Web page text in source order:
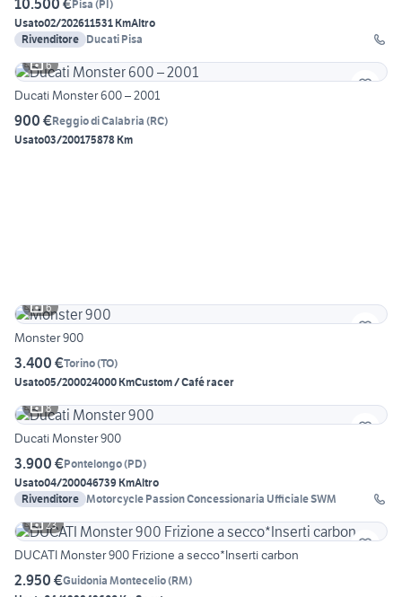
10.500 €Pisa (PI )
Usato02/202611531 KmAltro
Rivenditore Ducati Pisa
6
Ducati Monster 600 – 2001
900 €Reggio di Calabria (RC)
Usato03/200175878 Km
6
Monster 900
3.400 €Torino(TO)
Usato05/200024000 KmCustom / Café racer
8
Ducati Monster 900
3.900 €Pontelongo(PD)
Usato04/200046739 KmAltro
Rivenditore Motorcycle Passion Concessionaria Ufficiale SWM
23
DUCATI Monster 900 Frizione a secco*Inserti carbon
2.950 €Guidonia Montecelio(RM)